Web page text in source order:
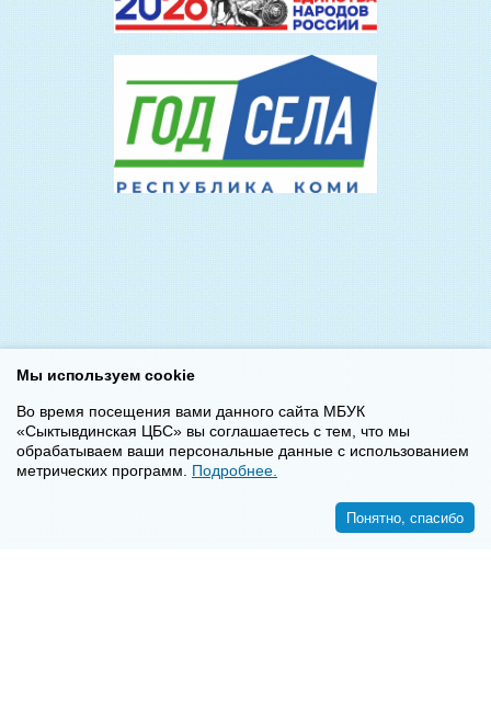
Мы используем cookie
Во время посещения вами данного сайта МБУК
«Сыктывдинская ЦБС» вы соглашаетесь с тем, что мы
обрабатываем ваши персональные данные с использованием
метрических программ. Подробнее.
Понятно, спасибо